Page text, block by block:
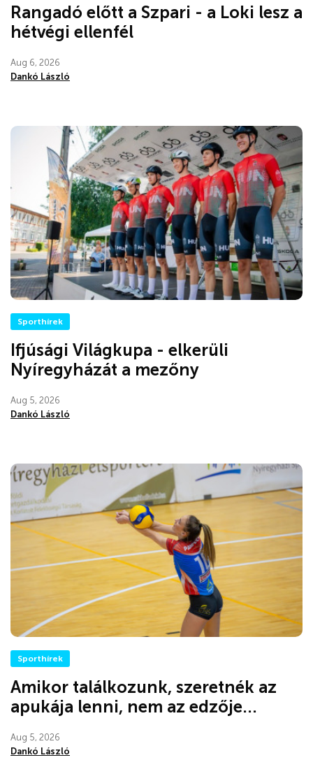
Rangadó előtt a Szpari - a Loki lesz a
hétvégi ellenfél
Aug 6, 2026
Dankó László
Sporthírek
Ifjúsági Világkupa - elkerüli
Nyíregyházát a mezőny
Aug 5, 2026
Dankó László
Sporthírek
Amikor találkozunk, szeretnék az
apukája lenni, nem az edzője...
Aug 5, 2026
Dankó László